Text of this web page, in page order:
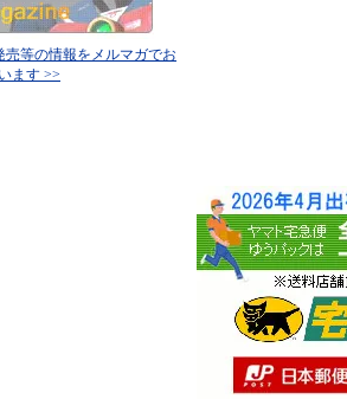
売等の情報をメルマガでお
ます >>